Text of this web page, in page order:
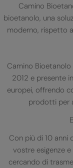
Camino
bioetanolo, una
moderno, rispetto
Camino
2012 e presente
europei, offrendo
prodotti per
Con più di 10 anni
vostre esigenze
cercando di